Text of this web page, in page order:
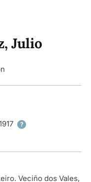
Julio
?
Veciño dos Vales,